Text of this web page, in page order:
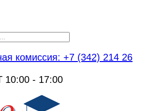
комиссия: +7 (342) 214 26
- 17:00